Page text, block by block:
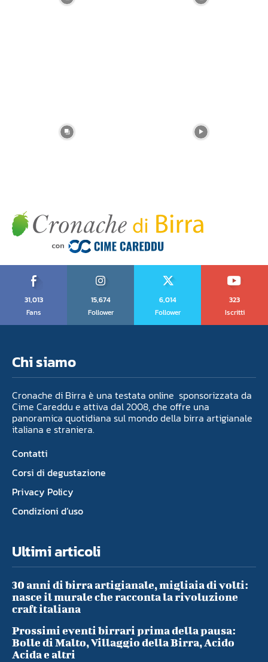
31,013
Fans
15,674
Follower
6,014
Follower
323
Iscritti
Chi siamo
Cronache di Birra è una testata online sponsorizzata da
Cime Careddu e attiva dal 2008, che offre una
panoramica quotidiana sul mondo della birra artigianale
italiana e straniera.
Contatti
Corsi di degustazione
Privacy Policy
Condizioni d’uso
Ultimi articoli
30 anni di birra artigianale, migliaia di volti:
nasce il murale che racconta la rivoluzione
craft italiana
Prossimi eventi birrari prima della pausa:
Bolle di Malto, Villaggio della Birra, Acido
Acida e altri